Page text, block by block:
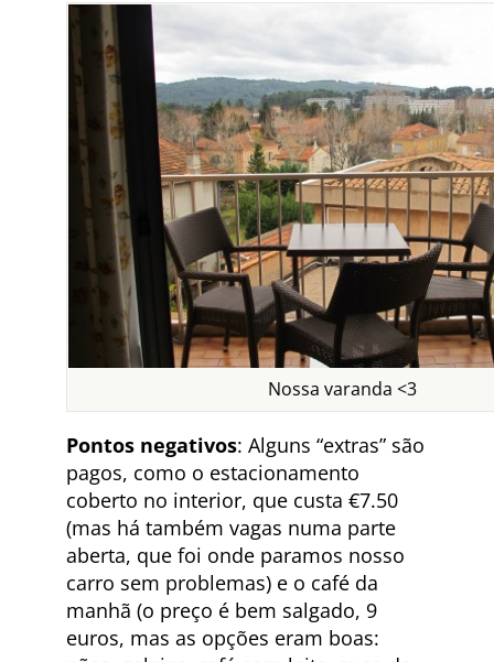
Nossa varanda <3
Pontos negativos: Alguns “extras” são
pagos, como o estacionamento
coberto no interior, que custa €7.50
(mas há também vagas numa parte
aberta, que foi onde paramos nosso
carro sem problemas) e o café da
manhã (o preço é bem salgado, 9
euros, mas as opções eram boas: